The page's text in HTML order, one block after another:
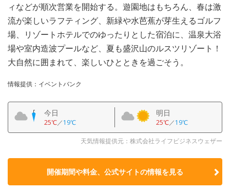
ィなどが順次営業を開始する。遊園地はもちろん、春は激
流が楽しいラフティング、新緑や水芭蕉が芽生えるゴルフ
場、リゾートホテルでのゆったりとした宿泊に、温泉大浴
場や室内造波プールなど、夏も盛沢山のルスツリゾート！
大自然に囲まれて、楽しいひとときを過ごそう。
情報提供：イベントバンク
今日
25℃／19℃
明日
25℃／19℃
天気情報提供元：株式会社ライフビジネスウェザー
開催期間や料金、公式サイトの情報を見る